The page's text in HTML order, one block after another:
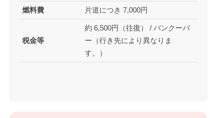
燃料費 片道につき 7,000円
税金等
約 6,500円（往復） / バンクーバ
ー（行き先により異なりま
す。）